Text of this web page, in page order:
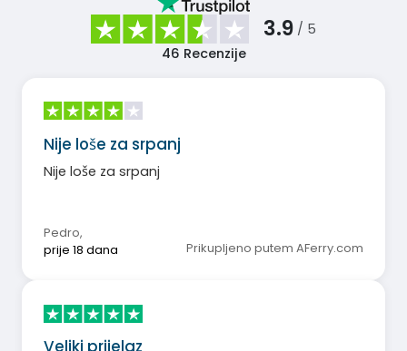
3.9 / 5
46 Recenzije
Nije loše za srpanj
Nije loše za srpanj
Pedro,
prije 18 dana
Prikupljeno putem AFerry.com